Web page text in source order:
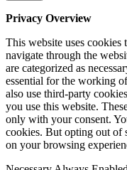
Privacy Overview
This website uses
navigate through the
are categorized as
essential for the working
also use third-party
you use this website.
only with your consent.
cookies. But opting out of
on your browsing